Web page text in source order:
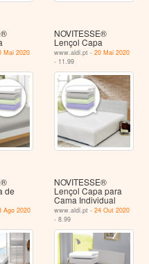
Mai 2020
NOVITESSE®
Lençol Capa
www.aldi.pt -20 Mai 2020
- 11.99
de
Ago 2020
NOVITESSE®
Lençol Capa para
Cama Individual
www.aldi.pt -24 Out 2020
- 8.99